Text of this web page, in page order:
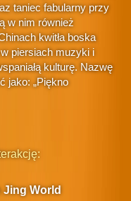
taniec fabularny przy
w nim również
kwitła boska
piersiach muzyki i
kulturę. Nazwę
jako: „Piękno
Jing World